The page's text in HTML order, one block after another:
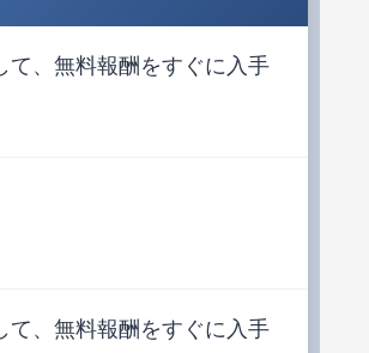
て、無料報酬をすぐに入手
て、無料報酬をすぐに入手